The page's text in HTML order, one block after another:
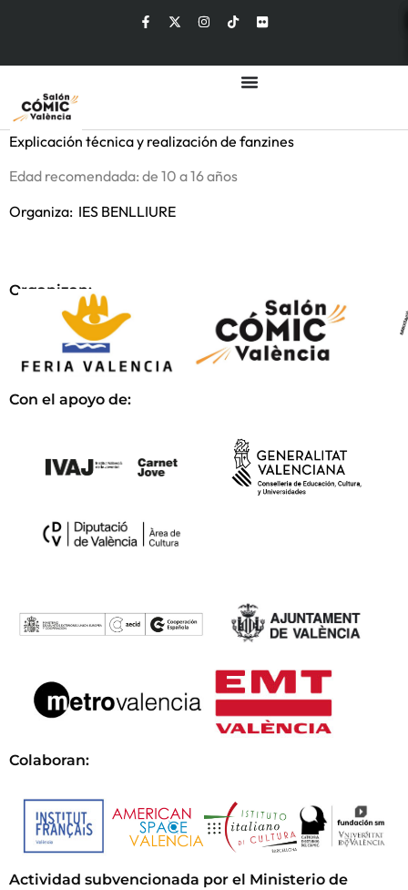
Explicación técnica y realización de fanzines
Edad recomendada: de 10 a 16 años
Organiza: IES BENLLIURE
Organizan:
Con el apoyo de:
Colaboran:
Actividad subvencionada por el Ministerio de